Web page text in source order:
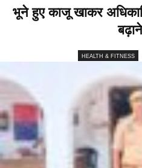
भूने हुए काजू खाकर
HEALTH & FITNESS